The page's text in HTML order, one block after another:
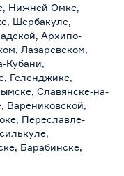
Нижней Омке,
Шербакуле,
Архипо-
Лазаревском,
Кубани,
Геленджике,
Славянске-на-
Варениковской,
Переславле-
Барабинске,